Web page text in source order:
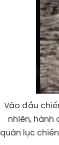
Vào đầu
nhiên,
quân lục